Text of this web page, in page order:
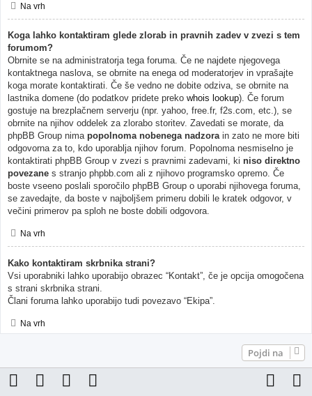
Na vrh
Koga lahko kontaktiram glede zlorab in pravnih zadev v zvezi s tem
forumom?
Obrnite se na administratorja tega foruma. Če ne najdete njegovega
kontaktnega naslova, se obrnite na enega od moderatorjev in vprašajte
koga morate kontaktirati. Če še vedno ne dobite odziva, se obrnite na
lastnika domene (do podatkov pridete preko whois lookup). Če forum
gostuje na brezplačnem serverju (npr. yahoo, free.fr, f2s.com, etc.), se
obrnite na njihov oddelek za zlorabo storitev. Zavedati se morate, da
phpBB Group nima popolnoma nobenega nadzora in zato ne more biti
odgovorna za to, kdo uporablja njihov forum. Popolnoma nesmiselno je
kontaktirati phpBB Group v zvezi s pravnimi zadevami, ki niso direktno
povezane s stranjo phpbb.com ali z njihovo programsko opremo. Če
boste vseeno poslali sporočilo phpBB Group o uporabi njihovega foruma,
se zavedajte, da boste v najboljšem primeru dobili le kratek odgovor, v
večini primerov pa sploh ne boste dobili odgovora.
Na vrh
Kako kontaktiram skrbnika strani?
Vsi uporabniki lahko uporabijo obrazec “Kontakt”, če je opcija omogočena
s strani skrbnika strani.
Člani foruma lahko uporabijo tudi povezavo “Ekipa”.
Na vrh
Pojdi na